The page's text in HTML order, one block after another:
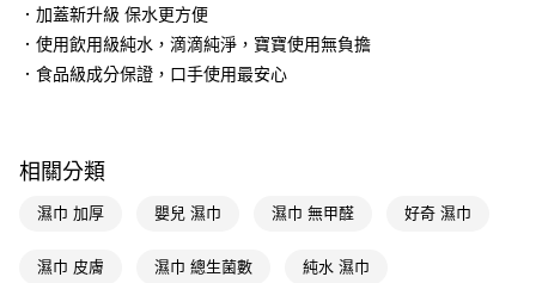
【關於「AFTEE先享後付」】
AFTEE先享後付是「在收到商品之後才付款」的支付方式。 讓您購物簡單
１．簡單：不需註冊會員、不需綁卡、不需儲值。
【「AFTEE先享後付」結帳流程】
結帳頁面，進行簡訊認證並確認金額後，即可完成結帳。
ATM／網路銀行／等多元方式進行付款，方視為交易完成。
即享券
每筆NT$65，滿NT$390(含以上)免運費
付款後全家取貨
．加蓋新升級 保水更方便
．使用飲用級純水，滴滴純淨，寶寶使用無負擔
．食品級成分保證，口手使用最安心
相關分類
濕巾 加厚 嬰兒 濕巾 濕巾 無甲醛 好奇 濕巾
濕巾 皮膚 濕巾 總生菌數 純水 濕巾